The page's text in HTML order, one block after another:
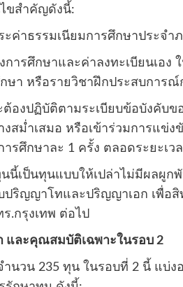
ไขสำคัญดังนี้:
ค่าธรรมเนียมการศึกษาประจำภ
การศึกษาและค่าลงทะเบียนเอ
ษา หรือรายวิชาฝึกประสบการ
ต้องปฏิบัติตามระเบียบข้อบังคับ
สม่ำเสมอ หรือเข้าร่วมการแข่
รศึกษาละ 1 ครั้ง ตลอดระยะเว
นี้เป็นทุนแบบให้เปล่าไม่มีผลผูก
ปริญญาโทและปริญญาเอก เพื่อ
.กรุงเทพ ต่อไป
และคุณสมบัติเฉพาะในรอบ 2
ำนวน 235 ทุน ในรอบที่ 2 นี้ แบ่